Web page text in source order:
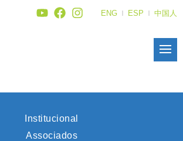
ENG ESP 中国人
Institucional
Associados